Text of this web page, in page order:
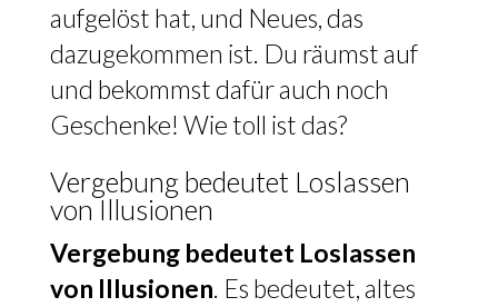
aufgelöst hat, und Neues, das
dazugekommen ist. Du räumst auf
und bekommst dafür auch noch
Geschenke! Wie toll ist das?
Vergebung bedeutet Loslassen
von Illusionen
Vergebung bedeutet Loslassen
von Illusionen. Es bedeutet, altes